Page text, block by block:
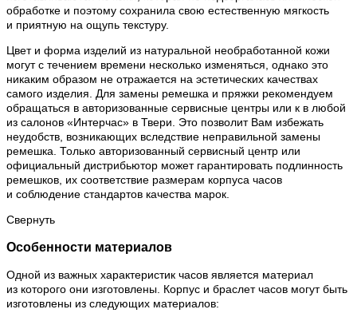
обработке и поэтому сохранила свою естественную мягкость
и приятную на ощупь текстуру.
Цвет и форма изделий из натуральной необработанной кожи
могут с течением времени несколько изменяться, однако это
никаким образом не отражается на эстетических качествах
самого изделия. Для замены ремешка и пряжки рекомендуем
обращаться в авторизованные сервисные центры или к в любой
из салонов «Интерчас» в Твери. Это позволит Вам избежать
неудобств, возникающих вследствие неправильной замены
ремешка. Только авторизованный сервисный центр или
официальный дистрибьютор может гарантировать подлинность
ремешков, их соответствие размерам корпуса часов
и соблюдение стандартов качества марок.
Свернуть
Особенности материалов
Одной из важных характеристик часов является материал
из которого они изготовлены. Корпус и браслет часов могут быть
изготовлены из следующих материалов: